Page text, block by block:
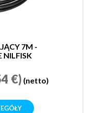
7M -
NILFISK
€) (netto)